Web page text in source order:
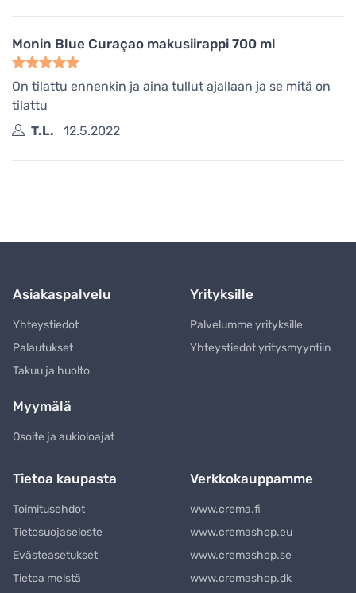
Monin Blue Curaçao makusiirappi 700 ml
On tilattu ennenkin ja aina tullut ajallaan ja se mitä on
tilattu
T.L.
12.5.2022
Asiakaspalvelu
Yhteystiedot
Palautukset
Takuu ja huolto
Yrityksille
Palvelumme yrityksille
Yhteystiedot yritysmyyntiin
Myymälä
Osoite ja aukioloajat
Tietoa kaupasta
Toimitusehdot
Tietosuojaseloste
Evästeasetukset
Tietoa meistä
Verkkokauppamme
www.crema.fi
www.cremashop.eu
www.cremashop.se
www.cremashop.dk